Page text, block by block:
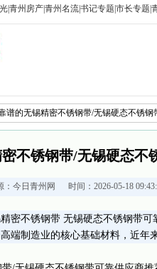
青州房产青州名流书记专题 市长专题
谱的无锡精密不锈钢带/无锡硬态不锈
不锈钢带/无锡硬态不
： 今日青州网 时间：2026-05-18
密不锈钢带 无锡硬态不锈钢带
端制造业的核心基础材料，近年